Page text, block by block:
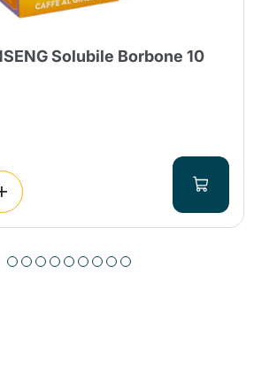
Solubile Borbone 10